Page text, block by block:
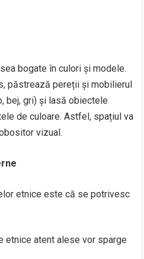
bogate în culori și modele.
păstrează pereții și mobilierul
bej, gri) și lasă obiectele
de culoare. Astfel, spațiul va
vizual.
etnice este că se potrivesc
etnice atent alese vor sparge